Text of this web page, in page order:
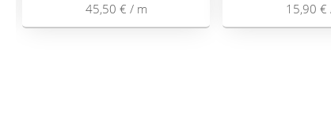
45,50 € / m 15,90 €